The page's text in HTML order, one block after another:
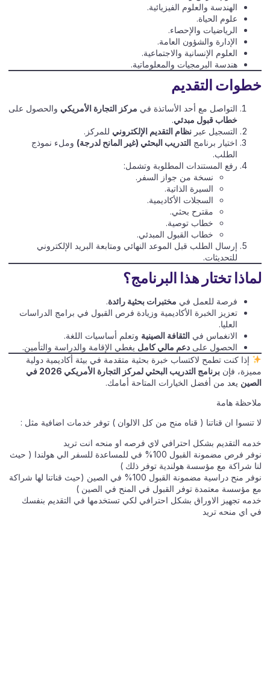
الهندسة والعلوم الفيزيائية.
علوم الحياة.
الرياضيات والإحصاء.
الإدارة والشؤون العامة.
العلوم الإنسانية والاجتماعية.
هندسة البرمجيات والمعلوماتية.
خطوات التقديم
التواصل مع أحد الأساتذة في مركز التجارة الأمريكي والحصول على
خطاب قبول مبدئي.
التسجيل عبر نظام التقديم الإلكتروني للمركز.
اختيار برنامج التدريب البحثي (غير المانح لدرجة) وملء نموذج
الطلب.
رفع المستندات المطلوبة وتشمل:
نسخة من جواز السفر.
السيرة الذاتية.
السجلات الأكاديمية.
مقترح بحثي.
خطاب توصية.
خطاب القبول المبدئي.
إرسال الطلب قبل الموعد النهائي ومتابعة البريد الإلكتروني
للتحديثات.
لماذا تختار هذا البرنامج؟
فرصة للعمل في مختبرات بحثية رائدة.
تعزيز الخبرة الأكاديمية وزيادة فرص القبول في برامج الدراسات
العليا.
الانغماس في الثقافة الصينية وتعلم أساسيات اللغة.
الحصول على دعم مالي كامل يغطي الإقامة والدراسة والتأمين.
إذا كنت تطمح لاكتساب خبرة بحثية متقدمة في بيئة أكاديمية دولية
مميزة، فإن
برنامج التدريب البحثي لمركز التجارة الأمريكي 2026 في
الصين يعد من أفضل الخيارات المتاحة أمامك.
ملاحظة هامة
لا تنسوا ان قناتنا ( قناه منح من كل الالوان ) توفر خدمات اضافية مثل :
خدمه التقديم بشكل احترافي لاي فرصه او منحه انت تريد
نوفر فرص مضمونة القبول 100% في للمساعدة للسفر الي هولندا ( حيث
لنا شراكة مع مؤسسة هولندية توفر ذلك )
نوفر منح دراسية مضمونة القبول 100% في الصين (حيث قناتنا لها شراكة
مع مؤسسة معتمدة توفر القبول في المنح في الصين )
خدمه تجهيز الاوراق بشكل احترافي لكي تستخدمها في التقديم بنفسك
في اي منحه تريد